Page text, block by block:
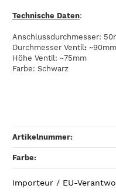
Technische Daten:
Anschlussdurchmesser:
Durchmesser Ventil: ~90mm
Höhe Ventil: ~75mm
Farbe: Schwarz
Artikelnummer:
Farbe‍:
Importeur / EU-